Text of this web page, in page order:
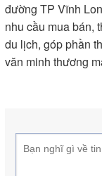
đường TP Vĩnh
nhu cầu mua bán,
du lịch, góp phần
văn minh thương